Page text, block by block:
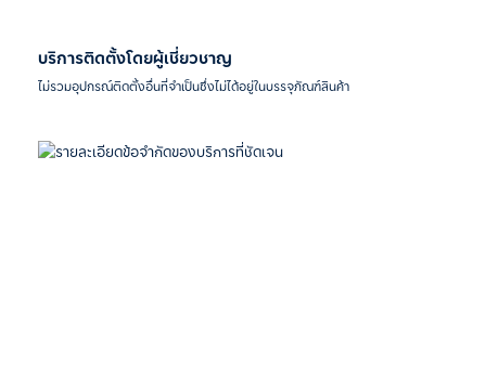
บริการติดตั้งโดยผู้เชี่ยวชาญ
ไม่รวมอุปกรณ์ติดตั้งอื่นที่จำเป็นซึ่งไม่ได้อยู่ในบรรจุภัณฑ์สินค้า